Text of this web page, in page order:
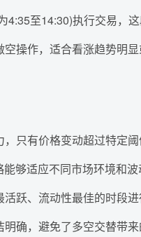
至14:30)执行交易，
操作，适合看涨趋势明显
只有价格变动超过特定
够适应不同市场环境和
跃、流动性最佳的时段
确，避免了多空交替带来